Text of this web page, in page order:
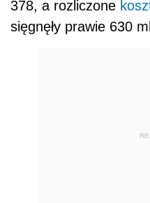
378, a rozliczone
sięgnęły prawie 630